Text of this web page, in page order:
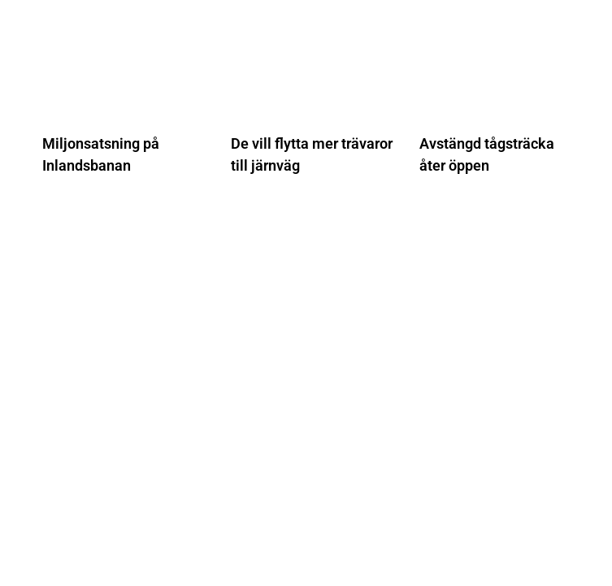
Miljonsatsning på
Inlandsbanan
De vill flytta mer trävaror
till järnväg
Avstängd tågsträcka
åter öppen